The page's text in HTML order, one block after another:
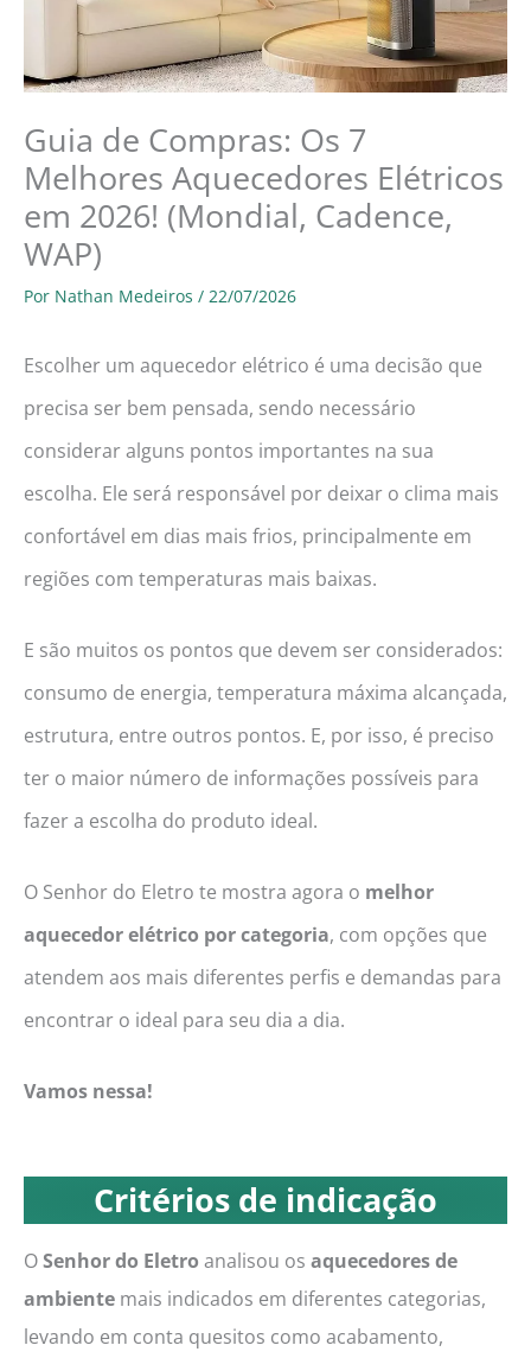
Guia de Compras: Os 7
Melhores Aquecedores Elétricos
em 2026! (Mondial, Cadence,
WAP)
Por Nathan Medeiros / 22/07/2026
Escolher um aquecedor elétrico é uma decisão que
precisa ser bem pensada, sendo necessário
considerar alguns pontos importantes na sua
escolha. Ele será responsável por deixar o clima mais
confortável em dias mais frios, principalmente em
regiões com temperaturas mais baixas.
E são muitos os pontos que devem ser considerados:
consumo de energia, temperatura máxima alcançada,
estrutura, entre outros pontos. E, por isso, é preciso
ter o maior número de informações possíveis para
fazer a escolha do produto ideal.
O Senhor do Eletro te mostra agora o melhor
aquecedor elétrico por categoria, com opções que
atendem aos mais diferentes perfis e demandas para
encontrar o ideal para seu dia a dia.
Vamos nessa!
Critérios de indicação
OSenhor do Eletro analisou os aquecedores de
ambiente mais indicados em diferentes categorias,
levando em conta quesitos como acabamento,